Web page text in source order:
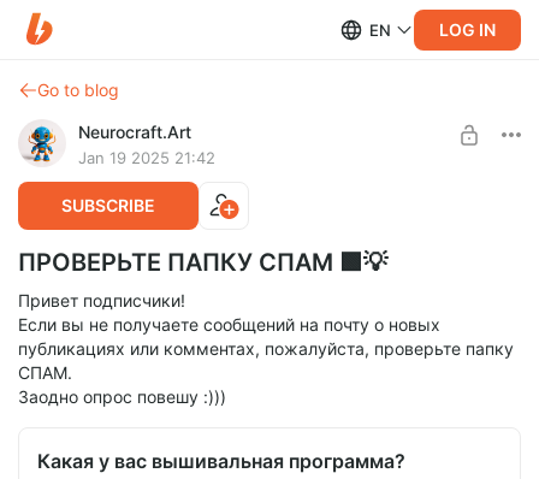
EN LOG IN
Go to blog
Neurocraft.Art
Jan 19 2025 21:42
SUBSCRIBE
ПРОВЕРЬТЕ ПАПКУ СПАМ 🟩💡
Привет подписчики!
Если вы не получаете сообщений на почту о новых
публикациях или комментах, пожалуйста, проверьте папку
СПАМ.
Заодно опрос повешу :)))
Какая у вас вышивальная программа?